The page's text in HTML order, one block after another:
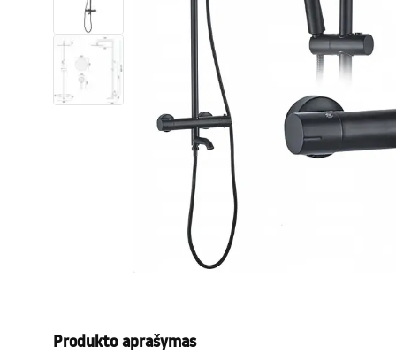
Praustuvas
Vonios ir ekranai
Vonios maišytuvai
Produkto aprašymas